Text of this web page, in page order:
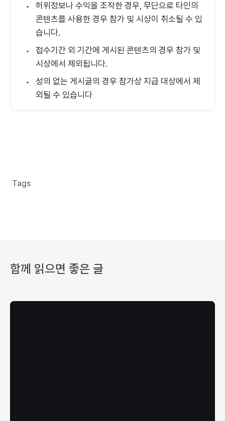
•
허위정보나 수익을 조작한 경우, 무단으로 타인의
콘텐츠를 사용한 경우 참가 및 시상이 취소될 수 있
습니다.
•
접수기간 외 기간에 게시된 콘텐츠의 경우 참가 및
시상에서 제외됩니다.
•
성의 없는 게시글의 경우 참가상 지급 대상에서 제
외될 수 있습니다
Tags
함께 읽으면 좋은 글